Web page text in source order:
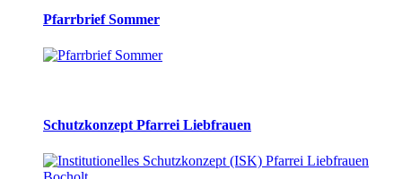
Pfarrbrief Sommer
Schutzkonzept Pfarrei Liebfrauen